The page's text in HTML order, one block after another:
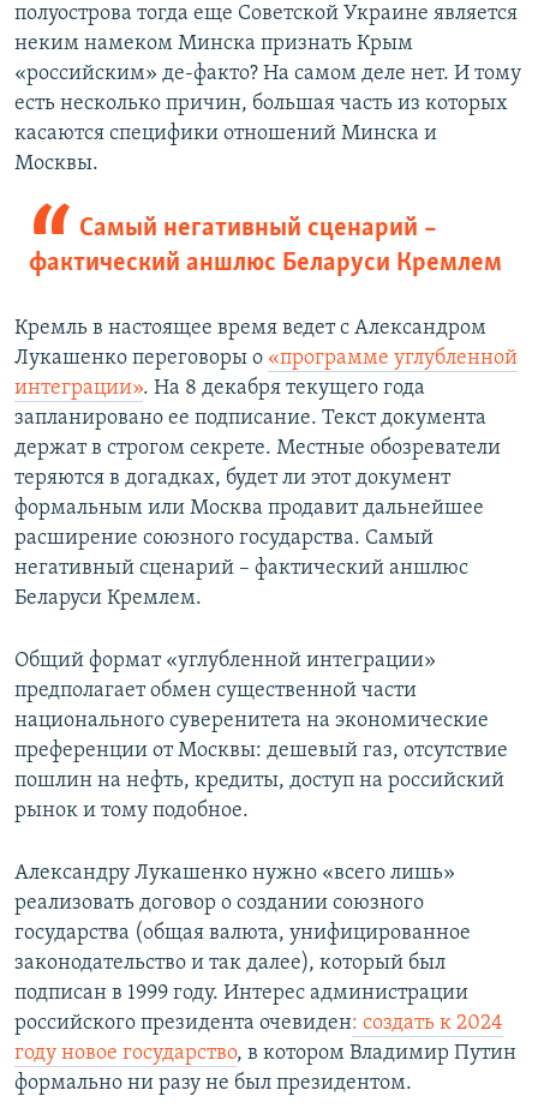
полуострова тогда еще Советской Украине является
неким намеком Минска признать Крым
«российским» де-факто? На самом деле нет. И тому
есть несколько причин, большая часть из которых
касаются специфики отношений Минска и
Москвы.
Самый негативный сценарий –
фактический аншлюс Беларуси Кремлем
Кремль в настоящее время ведет с Александром
Лукашенко переговоры о «программе углубленной
интеграции». На 8 декабря текущего года
запланировано ее подписание. Текст документа
держат в строгом секрете. Местные обозреватели
теряются в догадках, будет ли этот документ
формальным или Москва продавит дальнейшее
расширение союзного государства. Самый
негативный сценарий – фактический аншлюс
Беларуси Кремлем.
Общий формат «углубленной интеграции»
предполагает обмен существенной части
национального суверенитета на экономические
преференции от Москвы: дешевый газ, отсутствие
пошлин на нефть, кредиты, доступ на российский
рынок и тому подобное.
Александру Лукашенко нужно «всего лишь»
реализовать договор о создании союзного
государства (общая валюта, унифицированное
законодательство и так далее), который был
подписан в 1999 году. Интерес администрации
российского президента очевиден: создать к 2024
году новое государство, в котором Владимир Путин
формально ни разу не был президентом.